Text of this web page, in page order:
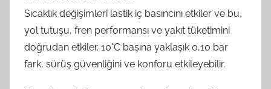
Sıcaklık değişimleri lastik iç basıncını etkiler ve bu,
yol tutuşu, fren performansı ve yakıt tüketimini
doğrudan etkiler. 10°C başına yaklaşık 0,10 bar
fark, sürüş güvenliğini ve konforu etkileyebilir.